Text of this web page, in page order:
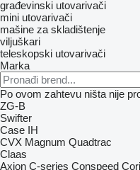
građevinski utovarivači
mini utovarivači
mašine za skladištenje
viljuškari
teleskopski utovarivači
Marka
Po ovom zahtevu ništa nije
ZG-B
Swifter
Case IH
CVX Magnum Quadtrac
Claas
Axion C-series Conspeed